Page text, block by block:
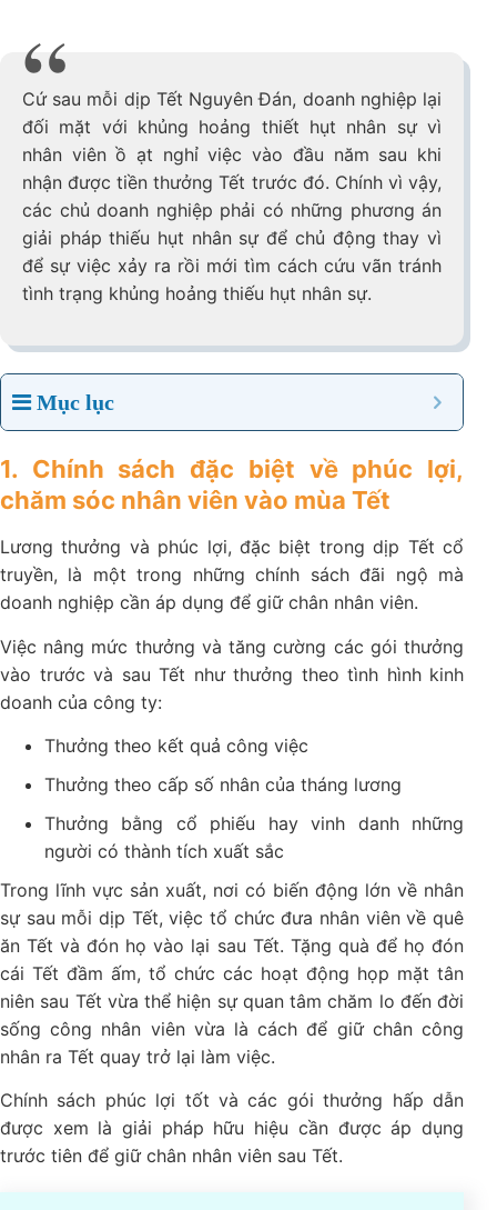
Cứ sau mỗi dịp Tết Nguyên Đán, doanh nghiệp lại
đối mặt với khủng hoảng thiết hụt nhân sự vì
nhân viên ồ ạt nghỉ việc vào đầu năm sau khi
nhận được tiền thưởng Tết trước đó. Chính vì vậy,
các chủ doanh nghiệp phải có những phương án
giải pháp thiếu hụt nhân sự để chủ động thay vì
để sự việc xảy ra rồi mới tìm cách cứu vãn tránh
tình trạng khủng hoảng thiếu hụt nhân sự.
Mục lục
1. Chính sách đặc biệt về phúc lợi,
chăm sóc nhân viên vào mùa Tết
Lương thưởng và phúc lợi, đặc biệt trong dịp Tết cổ
truyền, là một trong những chính sách đãi ngộ mà
doanh nghiệp cần áp dụng để giữ chân nhân viên.
Việc nâng mức thưởng và tăng cường các gói thưởng
vào trước và sau Tết như thưởng theo tình hình kinh
doanh của công ty:
Thưởng theo kết quả công việc
Thưởng theo cấp số nhân của tháng lương
Thưởng bằng cổ phiếu hay vinh danh những
người có thành tích xuất sắc
Trong lĩnh vực sản xuất, nơi có biến động lớn về nhân
sự sau mỗi dịp Tết, việc tổ chức đưa nhân viên về quê
ăn Tết và đón họ vào lại sau Tết. Tặng quà để họ đón
cái Tết đầm ấm, tổ chức các hoạt động họp mặt tân
niên sau Tết vừa thể hiện sự quan tâm chăm lo đến đời
sống công nhân viên vừa là cách để giữ chân công
nhân ra Tết quay trở lại làm việc.
Chính sách phúc lợi tốt và các gói thưởng hấp dẫn
được xem là giải pháp hữu hiệu cần được áp dụng
trước tiên để giữ chân nhân viên sau Tết.